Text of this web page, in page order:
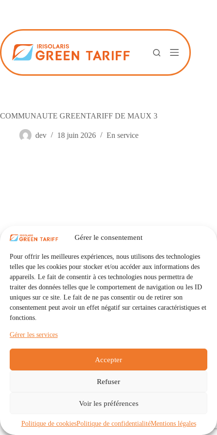
Gérer le consentement
Pour offrir les meilleures expériences, nous utilisons des technologies
telles que les cookies pour stocker et/ou accéder aux informations des
appareils. Le fait de consentir à ces technologies nous permettra de
traiter des données telles que le comportement de navigation ou les ID
uniques sur ce site. Le fait de ne pas consentir ou de retirer son
consentement peut avoir un effet négatif sur certaines caractéristiques et
fonctions.
Gérer les services
Accepter
Refuser
Voir les préférences
Politique de cookiesPolitique de confidentialitéMentions légales
COMMUNAUTE GREENTARIFF DE MAUX 3
dev 18 juin 2026 En service
Communautés
À propos
Politique de cookies (UE)